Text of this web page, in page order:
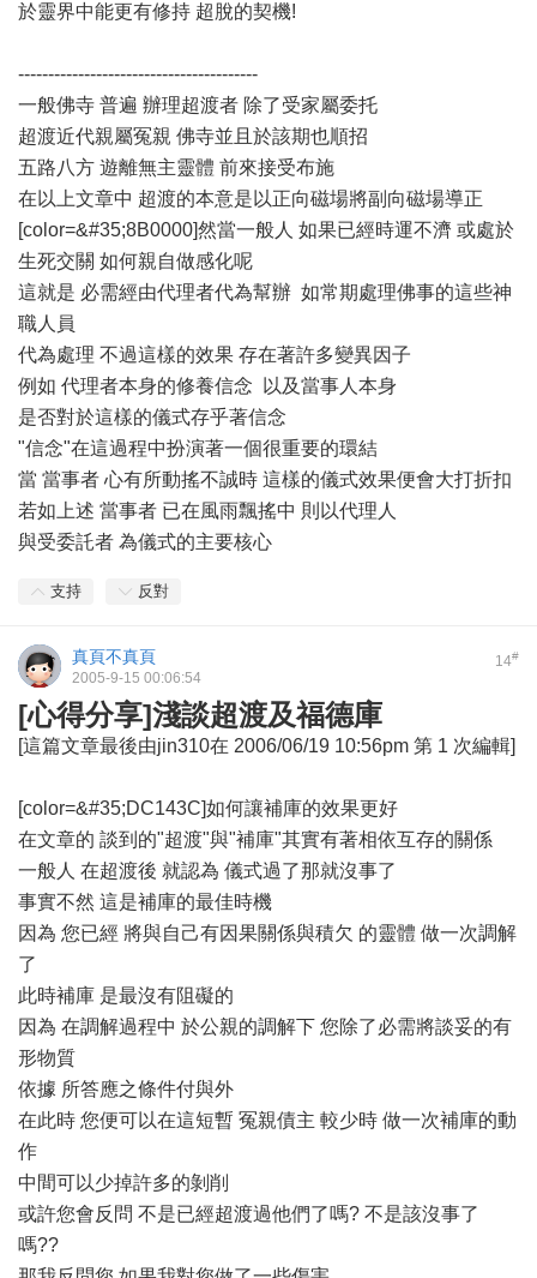
於靈界中能更有修持 超脫的契機!
----------------------------------------
一般佛寺 普遍 辦理超渡者 除了受家屬委托
超渡近代親屬冤親 佛寺並且於該期也順招
五路八方 遊離無主靈體 前來接受布施
在以上文章中 超渡的本意是以正向磁場將副向磁場導正
[color=&#35;8B0000]然當一般人 如果已經時運不濟 或處於
生死交關 如何親自做感化呢
這就是 必需經由代理者代為幫辦 如常期處理佛事的這些神
職人員
代為處理 不過這樣的效果 存在著許多變異因子
例如 代理者本身的修養信念 以及當事人本身
是否對於這樣的儀式存乎著信念
"信念"在這過程中扮演著一個很重要的環結
當 當事者 心有所動搖不誠時 這樣的儀式效果便會大打折扣
若如上述 當事者 已在風雨飄搖中 則以代理人
與受委託者 為儀式的主要核心
支持 反對
14#
真頁不真頁
2005-9-15 00:06:54
[心得分享]淺談超渡及福德庫
[這篇文章最後由jin310在 2006/06/19 10:56pm 第 1 次編輯]
[color=&#35;DC143C]如何讓補庫的效果更好
在文章的 談到的"超渡"與"補庫"其實有著相依互存的關係
一般人 在超渡後 就認為 儀式過了那就沒事了
事實不然 這是補庫的最佳時機
因為 您已經 將與自己有因果關係與積欠 的靈體 做一次調解
了
此時補庫 是最沒有阻礙的
因為 在調解過程中 於公親的調解下 您除了必需將談妥的有
形物質
依據 所答應之條件付與外
在此時 您便可以在這短暫 冤親債主 較少時 做一次補庫的動
作
中間可以少掉許多的剝削
或許您會反問 不是已經超渡過他們了嗎? 不是該沒事了
嗎??